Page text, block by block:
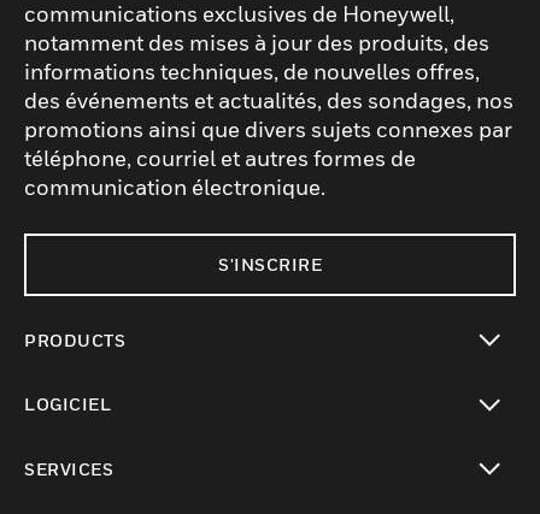
communications exclusives de Honeywell,
notamment des mises à jour des produits, des
informations techniques, de nouvelles offres,
des événements et actualités, des sondages, nos
promotions ainsi que divers sujets connexes par
téléphone, courriel et autres formes de
communication électronique.
S'INSCRIRE
PRODUCTS
LOGICIEL
SERVICES